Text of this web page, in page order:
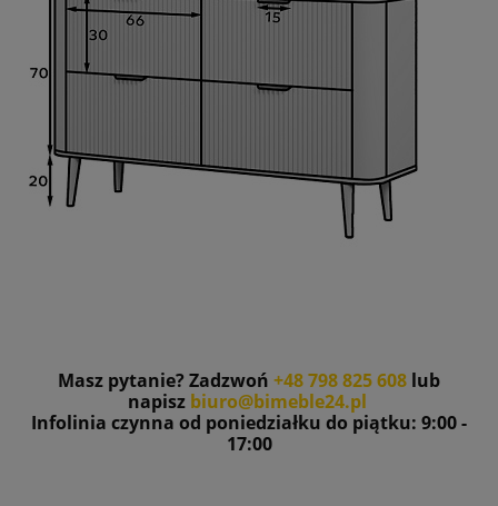
Masz pytanie? Zadzwoń +48 798 825 608 lub
napisz biuro@bimeble24.pl
Infolinia czynna od poniedziałku do piątku: 9:00 -
17:00